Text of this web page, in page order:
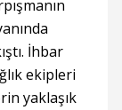
İhbar
ekipleri
yaklaşık